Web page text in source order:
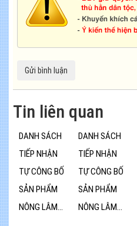
Tin liên quan
DANH SÁCH
TIẾP NHẬN
TỰ CÔNG BỐ
SẢN PHẨM
NÔNG LÂM...
DANH SÁCH
TIẾP NHẬN
TỰ CÔNG BỐ
SẢN PHẨM
NÔNG LÂM...